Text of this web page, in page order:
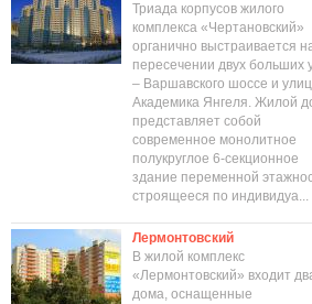
Триада корпусов жилого
комплекса «Чертановский»
органично выстраивается
пересечении двух больших
– Варшавского шоссе и
Академика Янгеля. Жилой
представляет собой
современное монолитное
полукруглое 6-секционное
здание переменной
строящееся по индивидуа...
Лермонтовский
В жилой комплекс
«Лермонтовский» входит
дома, оснащенные